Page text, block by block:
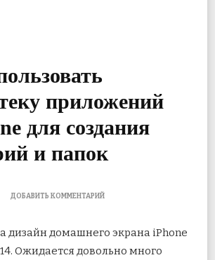
приложений
для создания
и папок
ДОБАВИТЬ КОММЕНТАРИЙК
ИСПОЛЬЗОВАТЬ
ПРИЛОЖЕНИЙ
дизайн домашнего экрана iPhone
Ожидается довольно много